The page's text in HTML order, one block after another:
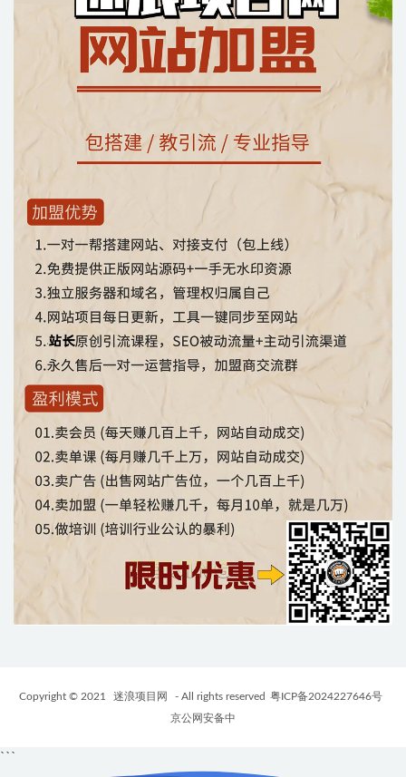
Copyright © 2021 迷浪项目网 - All rights reserved 粤ICP备2024227646号
京公网安备中
```